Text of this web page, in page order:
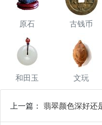
原石 古钱币
和田玉 文玩
上一篇： 翡翠颜色深好还